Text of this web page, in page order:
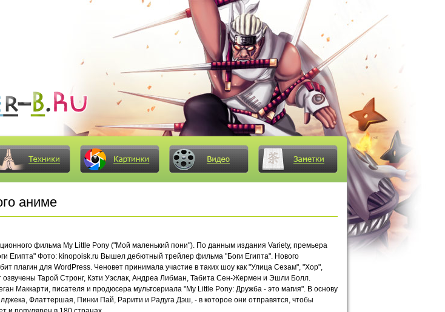
аниме
фильма My Little Pony ("Мой маленький пони"). По данным издания Variety, премьера
Фото: kinopoisk.ru Вышел дебютный трейлер фильма "Боги Египта". Нового
плагин для WordPress. Ченовет принимала участие в таких шоу как "Улица Сезам", "Хор",
Тарой Стронг, Кэти Уэслак, Андреа Либман, Табита Сен-Жермен и Эшли Болл.
Маккарти, писателя и продюсера мультсериала "My Little Pony: Дружба - это магия". В основу
Флаттершая, Пинки Пай, Рарити и Радуга Дэш, - в которое они отправятся, чтобы